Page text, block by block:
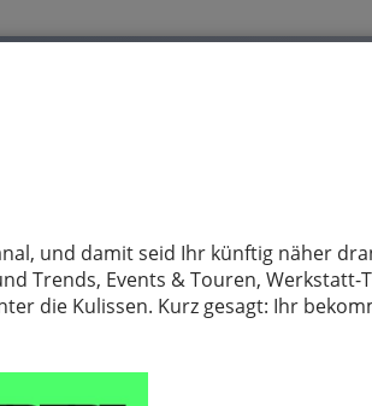
und damit seid Ihr künftig näher
Trends, Events & Touren, Werkstatt-
die Kulissen. Kurz gesagt: Ihr